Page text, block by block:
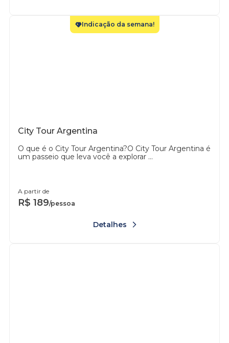
Indicação da semana!
City Tour Argentina
O que é o City Tour Argentina?O City Tour Argentina é
um passeio que leva você a explorar ...
A partir de
R$ 189/pessoa
Detalhes